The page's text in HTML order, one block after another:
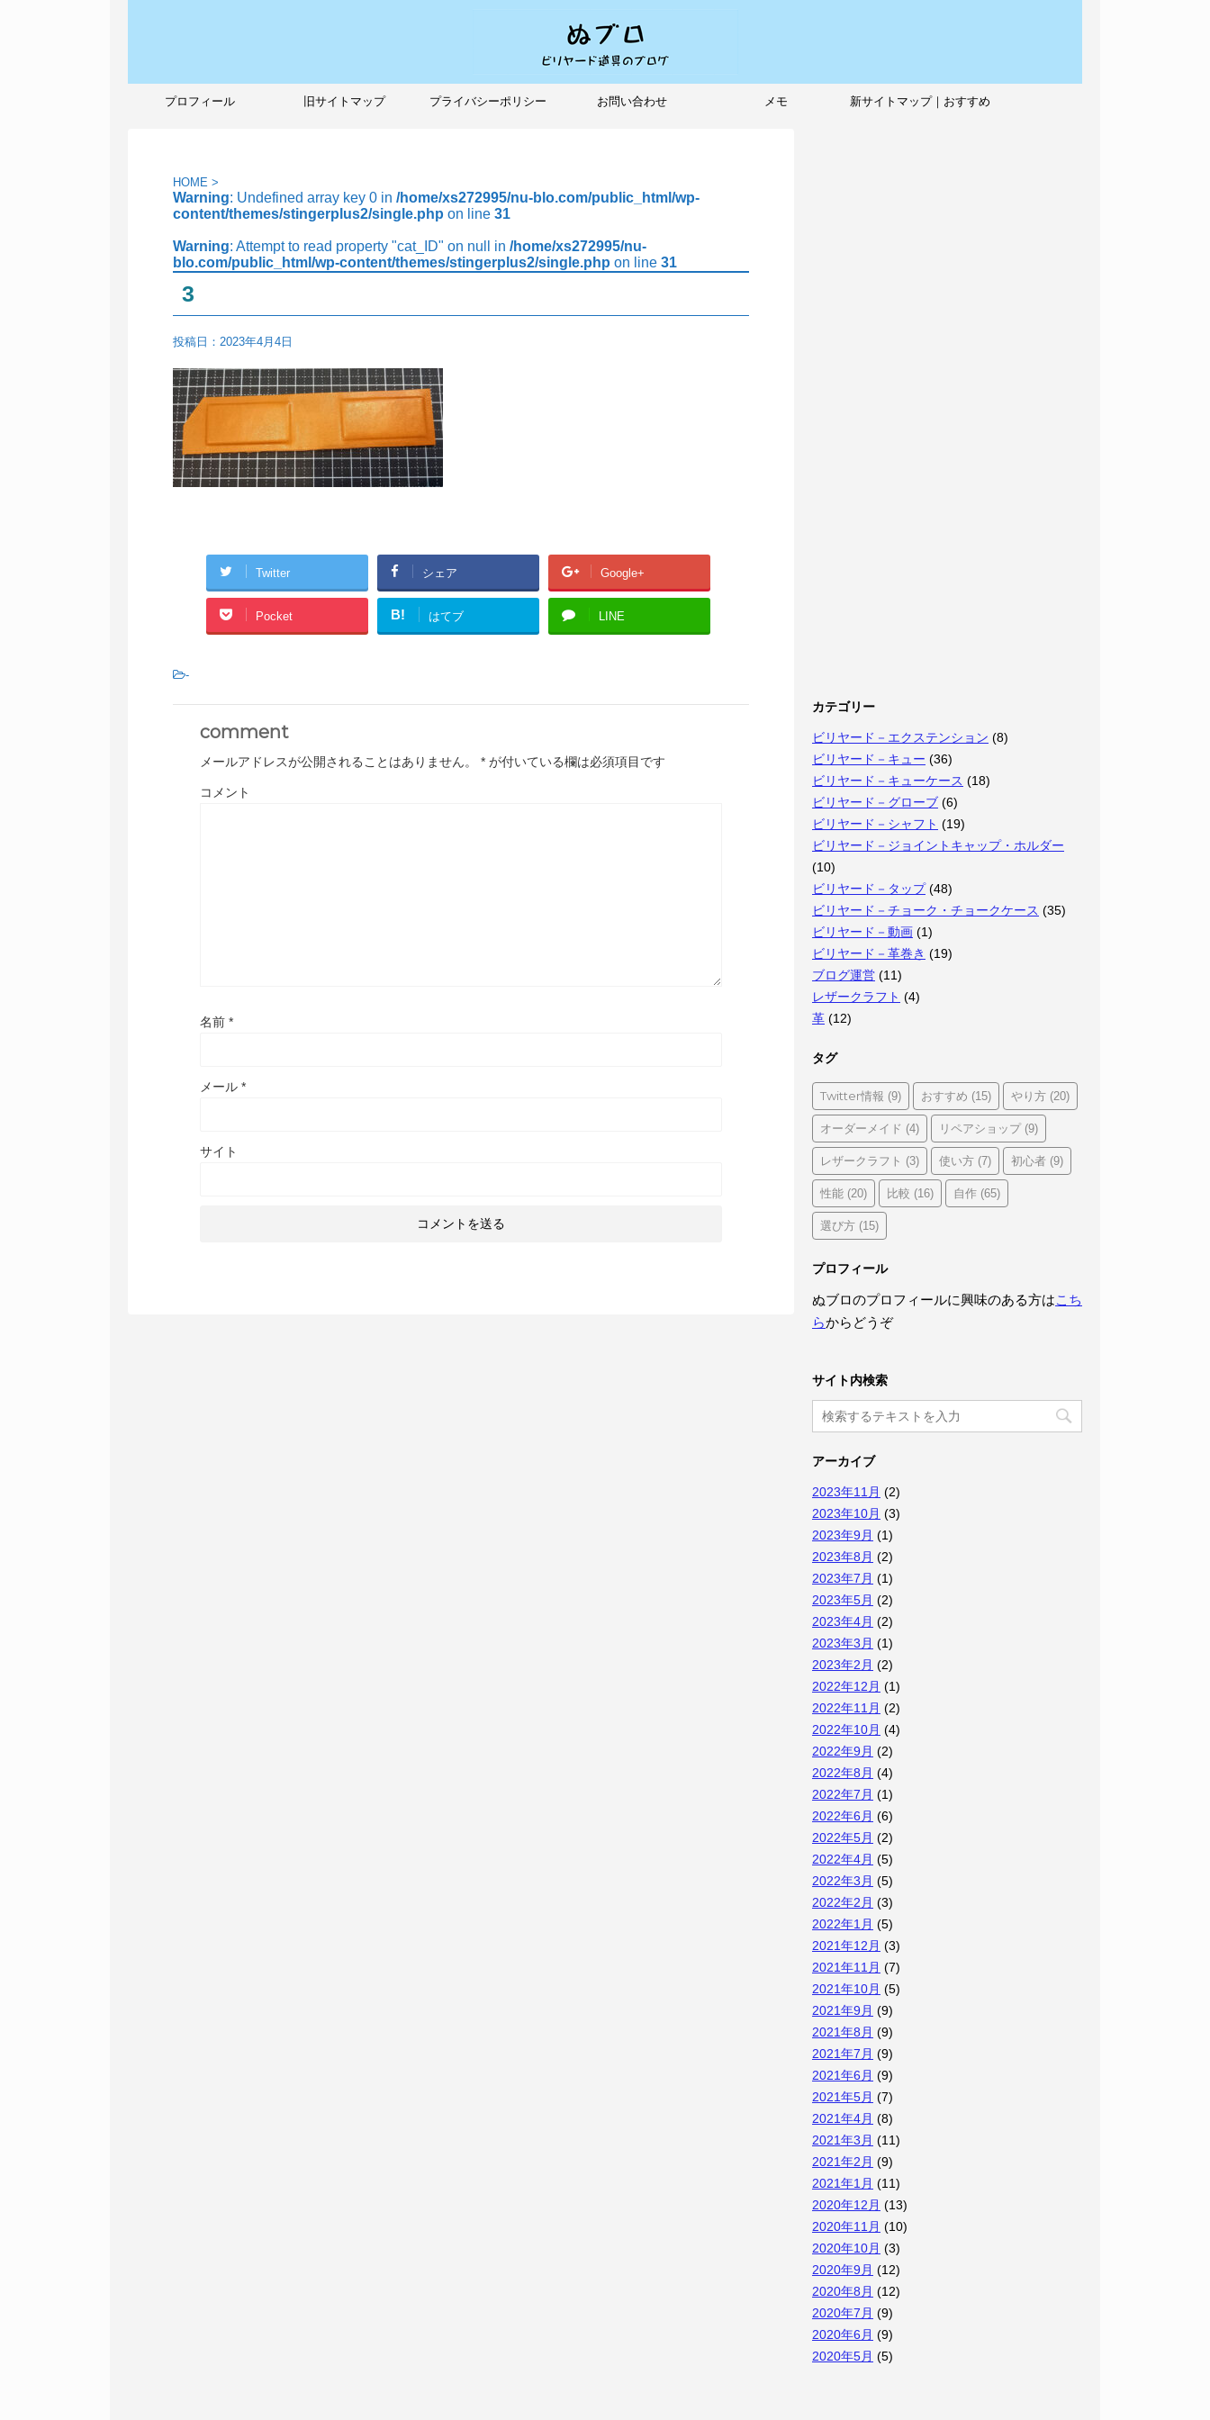
プロフィール 旧サイトマップ プライバシーポリシー お問い合わせ メモ 新サイトマップ｜おすすめ
HOME >
Warning: Undefined array key 0 in /home/xs272995/nu-blo.com/public_html/wp-
content/themes/stingerplus2/single.php on line 31
Warning: Attempt to read property "cat_ID" on null in /home/xs272995/nu-
blo.com/public_html/wp-content/themes/stingerplus2/single.php on line 31
3
投稿日： 2023年4月4日
Twitter シェア Google+
Pocket B! はてブ LINE
-
comment
メールアドレスが公開されることはありません。 * が付いている欄は必須項目です
コメント
名前 *
メール *
サイト
カテゴリー
ビリヤード－エクステンション (8)
ビリヤード－キュー (36)
ビリヤード－キューケース (18)
ビリヤード－グローブ (6)
ビリヤード－シャフト (19)
ビリヤード－ジョイントキャップ・ホルダー
(10)
ビリヤード－タップ(48)
ビリヤード－チョーク・チョークケース (35)
ビリヤード－動画 (1)
ビリヤード－革巻き (19)
ブログ運営 (11)
レザークラフト (4)
革 (12)
タグ
Twitter情報 (9) おすすめ (15) やり方 (20)
オーダーメイド (4) リペアショップ(9)
レザークラフト (3) 使い方 (7) 初心者 (9)
性能 (20) 比較 (16) 自作 (65)
選び方 (15)
プロフィール
ぬブロのプロフィールに興味のある方はこち
らからどうぞ
サイト内検索
アーカイブ
2023年11月 (2)
2023年10月 (3)
2023年9月 (1)
2023年8月 (2)
2023年7月 (1)
2023年5月 (2)
2023年4月 (2)
2023年3月 (1)
2023年2月 (2)
2022年12月 (1)
2022年11月 (2)
2022年10月 (4)
2022年9月 (2)
2022年8月 (4)
2022年7月 (1)
2022年6月 (6)
2022年5月 (2)
2022年4月 (5)
2022年3月 (5)
2022年2月 (3)
2022年1月 (5)
2021年12月 (3)
2021年11月 (7)
2021年10月 (5)
2021年9月 (9)
2021年8月 (9)
2021年7月 (9)
2021年6月 (9)
2021年5月 (7)
2021年4月 (8)
2021年3月 (11)
2021年2月 (9)
2021年1月 (11)
2020年12月 (13)
2020年11月 (10)
2020年10月 (3)
2020年9月 (12)
2020年8月 (12)
2020年7月 (9)
2020年6月 (9)
2020年5月 (5)